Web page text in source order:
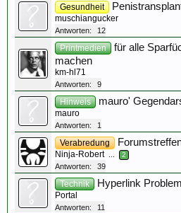
Gesundheit
muschiangucker
Antworten: 12
Printmedien
für alle
machen
km-hl71
Antworten: 9
Hinweis mauro'
mauro
Antworten: 1
Verabredung
Ninja-Robert 2
Antworten: 39
Technik Hyperlink
Portal
Antworten: 11